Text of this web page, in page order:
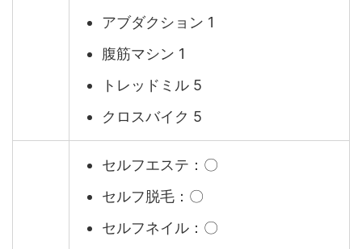
アブダクション 1
腹筋マシン 1
トレッドミル 5
クロスバイク 5
セルフエステ：〇
セルフ脱毛：〇
セルフネイル：〇